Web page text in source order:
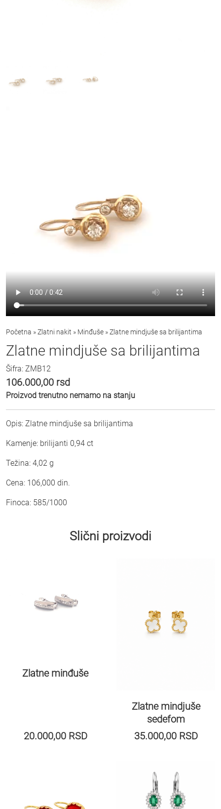
Početna »Zlatni nakit » Minđuše »Zlatne mindjuše sa brilijantima
Zlatne mindjuše sa brilijantima
Šifra: ZMB12
106.000,00 rsd
Proizvod trenutno nemamo na stanju
Opis: Zlatne mindjuše sa brilijantima
Kamenje: brilijanti 0,94 ct
Težina: 4,02 g
Cena: 106,000 din.
Finoca: 585/1000
Slični proizvodi
Zlatne minđuše
20.000,00 RSD
Zlatne mindjuše
sedefom
35.000,00 RSD